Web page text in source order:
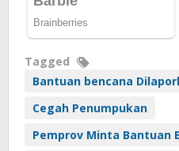
Tagged
Bantuan bencana
Cegah Penumpukan
Pemprov Minta Bantuan